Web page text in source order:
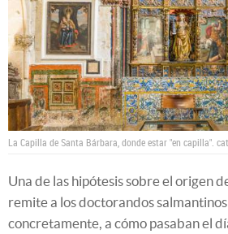
La Capilla de Santa Bárbara, donde estar "en capilla".
Una de las hipótesis sobre el origen
remite a los doctorandos salmantinos
concretamente, a cómo pasaban el